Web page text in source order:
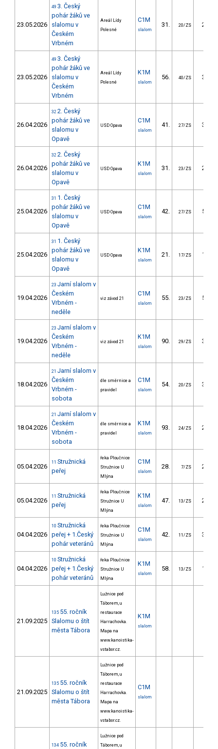
23.05.2026
49 3. Český
pohár žáků ve
slalomu v
Českém
Vrbném
Areál Lídy
Polesné
C1M
slalom
31. 20/ZS 28.78
23.05.2026
49 3. Český
pohár žáků ve
slalomu v
Českém
Vrbném
Areál Lídy
Polesné
K1M
slalom
56. 40/ZS 37.16
26.04.2026
32 2. Český
pohár žáků ve
slalomu v
Opavě
USD Opava
C1M
slalom
41. 27/ZS 37.51
26.04.2026
32 2. Český
pohár žáků ve
slalomu v
Opavě
USD Opava
K1M
slalom
31. 23/ZS 23.50
25.04.2026
31 1. Český
pohár žáků ve
slalomu v
Opavě
USD Opava
C1M
slalom
42. 27/ZS 52.87
25.04.2026
31 1. Český
pohár žáků ve
slalomu v
Opavě
USD Opava
K1M
slalom
21. 17/ZS 18.32
19.04.2026
23 Jarní slalom v
Českém
Vrbném -
neděle
viz závod 21
C1M
slalom
55. 23/ZS 56.31
19.04.2026
23 Jarní slalom v
Českém
Vrbném -
neděle
viz závod 21
K1M
slalom
90. 29/ZS 34.08
18.04.2026
21 Jarní slalom v
Českém
Vrbném -
sobota
dle směrnice a
pravidel
C1M
slalom
54. 20/ZS 33.81
18.04.2026
21 Jarní slalom v
Českém
Vrbném -
sobota
dle směrnice a
pravidel
K1M
slalom
93. 24/ZS 28.20
05.04.2026
11 Stružnická
peřej
řeka Ploučnice
Stružnice U
Mlýna
C1M
slalom
28. 7/ZS 21.80
05.04.2026
11 Stružnická
peřej
řeka Ploučnice
Stružnice U
Mlýna
K1M
slalom
47. 13/ZS 24.10
04.04.2026
10 Stružnická
peřej + 1.Český
pohár veteránů
řeka Ploučnice
Stružnice U
Mlýna
C1M
slalom
42. 11/ZS 33.30
04.04.2026
10 Stružnická
peřej + 1.Český
pohár veteránů
řeka Ploučnice
Stružnice U
Mlýna
K1M
slalom
58. 13/ZS 18.60
21.09.2025
135 55. ročník
Slalomu o štít
města Tábora
Lužnice pod
Táborem, u
restaurace
Harrachovka.
Mapa na
www.kanoistika-
vstabor.cz.
K1M
slalom
21.09.2025
135 55. ročník
Slalomu o štít
města Tábora
Lužnice pod
Táborem, u
restaurace
Harrachovka.
Mapa na
www.kanoistika-
vstabor.cz.
C1M
slalom
134 55. ročník
Lužnice pod
Táborem, u